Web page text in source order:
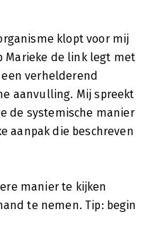
klopt voor mij
Marieke de link legt met
verhelderend
aanvulling. Mij spreekt
de systemische manier
aanpak die beschreven
manier te kijken
te nemen. Tip: begin